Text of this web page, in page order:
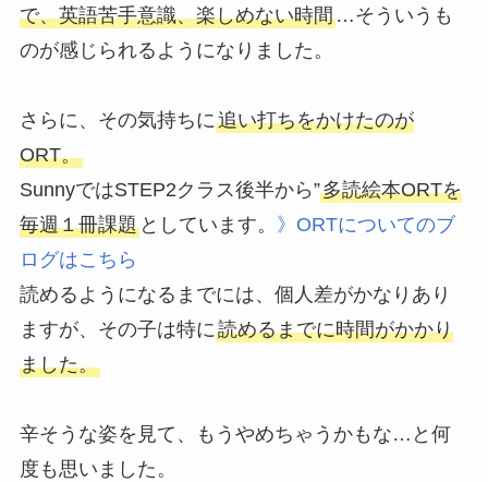
で、英語苦手意識、楽しめない時間…そういうも
のが感じられるようになりました。
さらに、その気持ちに追い打ちをかけたのが
ORT。
SunnyではSTEP2クラス後半から”多読絵本ORTを
毎週１冊課題としています。
》ORTについてのブ
ログはこちら
読めるようになるまでには、個人差がかなりあり
ますが、その子は特に読めるまでに時間がかかり
ました。
辛そうな姿を見て、もうやめちゃうかもな…と何
度も思いました。